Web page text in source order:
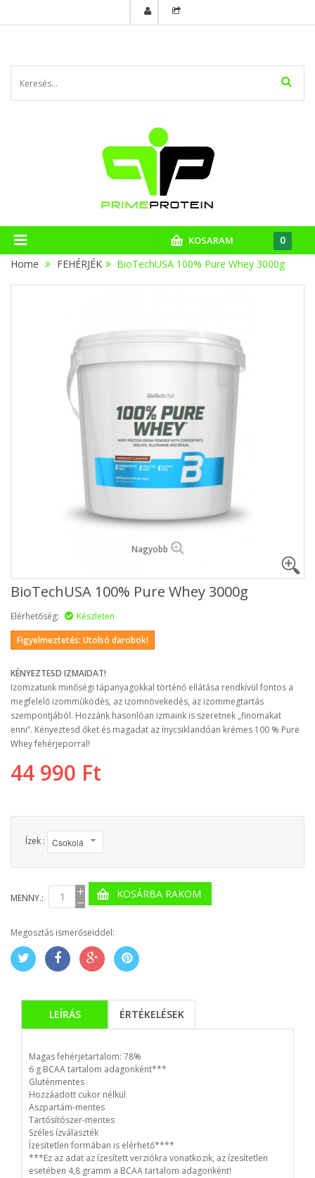
KOSARAM
0
Home
FEHÉRJÉK BioTechUSA 100% Pure Whey 3000g
Nagyobb
BioTechUSA 100% Pure Whey 3000g
Elérhetőség:
Készleten
Figyelmeztetés: Utolsó darobok!
KÉNYEZTESD IZMAIDAT!
Izomzatunk minőségi tápanyagokkal történő ellátása rendkívül fontos a
megfelelő izomműködés, az izomnövekedés, az izommegtartás
szempontjából. Hozzánk hasonlóan izmaink is szeretnek „finomakat
enni”. Kényeztesd őket és magadat az ínycsiklandóan krémes 100 % Pure
Whey fehérjeporral!
44 990 Ft
Ízek :
MENNY.: KOSÁRBA RAKOM
Megosztás ismerőseiddel:
LEÍRÁS ÉRTÉKELÉSEK
Magas fehérjetartalom: 78%
6 g BCAA tartalom adagonként***
Gluténmentes
Hozzáadott cukor nélkül
Aszpartám-mentes
Tartósítószer-mentes
Széles ízválaszték
Ízesítetlen formában is elérhető****
***Ez az adat az ízesített verziókra vonatkozik, az ízesítetlen
esetében 4,8 gramm a BCAA tartalom adagonként!